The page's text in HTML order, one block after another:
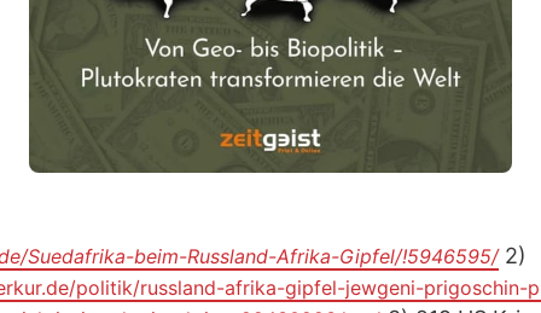
Suedafrika-beim-Russland-Afrika-Gipfel/!5946595/2)
politik/russland-afrika-gipfel-jewgeni-prigoschin-